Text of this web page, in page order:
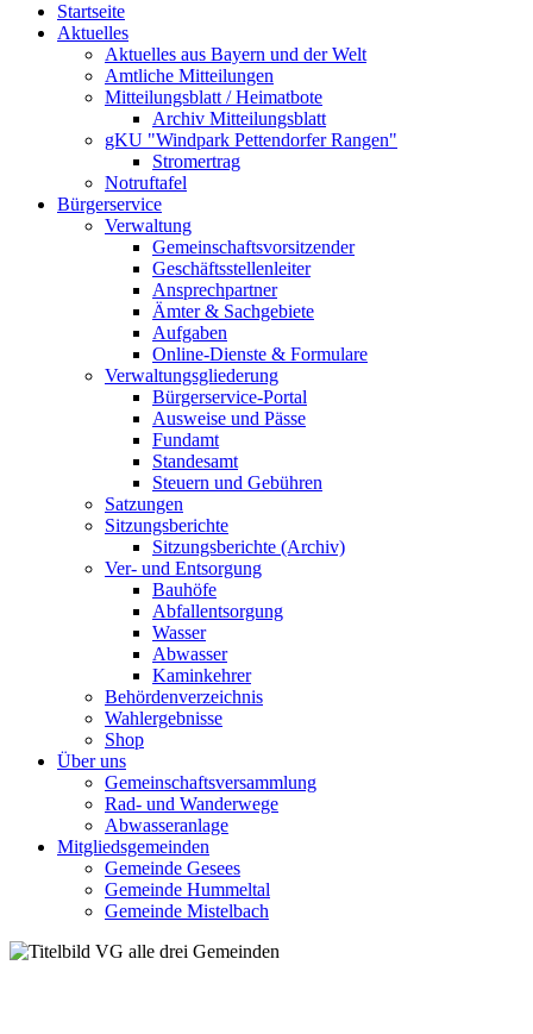
Startseite
Aktuelles
Aktuelles aus Bayern und der Welt
Amtliche Mitteilungen
Mitteilungsblatt / Heimatbote
Archiv Mitteilungsblatt
gKU "Windpark Pettendorfer Rangen"
Stromertrag
Notruftafel
Bürgerservice
Verwaltung
Gemeinschaftsvorsitzender
Geschäftsstellenleiter
Ansprechpartner
Ämter & Sachgebiete
Aufgaben
Online-Dienste & Formulare
Verwaltungsgliederung
Bürgerservice-Portal
Ausweise und Pässe
Fundamt
Standesamt
Steuern und Gebühren
Satzungen
Sitzungsberichte
Sitzungsberichte (Archiv)
Ver- und Entsorgung
Bauhöfe
Abfallentsorgung
Wasser
Abwasser
Kaminkehrer
Behördenverzeichnis
Wahlergebnisse
Shop
Über uns
Gemeinschaftsversammlung
Rad- und Wanderwege
Abwasseranlage
Mitgliedsgemeinden
Gemeinde Gesees
Gemeinde Hummeltal
Gemeinde Mistelbach